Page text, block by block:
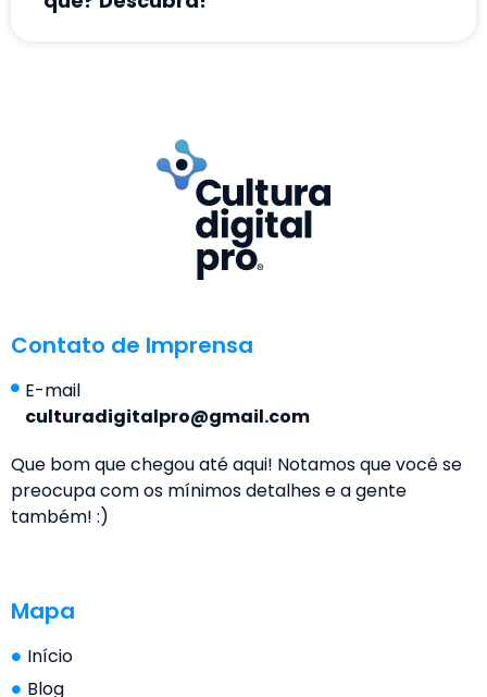
Contato de Imprensa
E-mail
culturadigitalpro@gmail.com
Que bom que chegou até aqui! Notamos que você se
preocupa com os mínimos detalhes e a gente
também! :)
Mapa
Início
Blog